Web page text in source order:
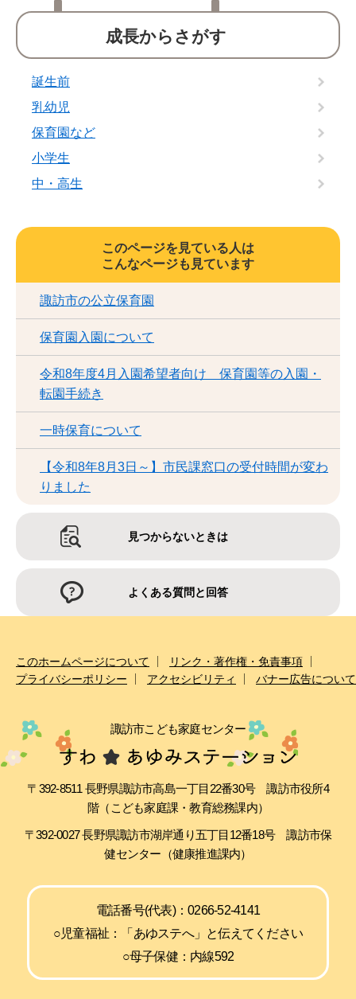
成長からさがす
誕生前
乳幼児
保育園など
小学生
中・高生
このページを見ている人は
こんなページも見ています
諏訪市の公立保育園
保育園入園について
令和8年度4月入園希望者向け 保育園等の入園・
転園手続き
一時保育について
【令和8年8月3日～】市民課窓口の受付時間が変わ
りました
見つからないときは
よくある質問と回答
このホームページについて
リンク・著作権・免責事項
プライバシーポリシー
アクセシビリティ バナー広告について
諏訪市こども家庭センター
〒392-8511 長野県諏訪市高島一丁目22番30号 諏訪市役所4
階（こども家庭課・教育総務課内）
〒392-0027 長野県諏訪市湖岸通り五丁目12番18号 諏訪市保
健センター（健康推進課内）
電話番号(代表)：0266-52-4141
○児童福祉：「あゆステへ」と伝えてください
○母子保健：内線592